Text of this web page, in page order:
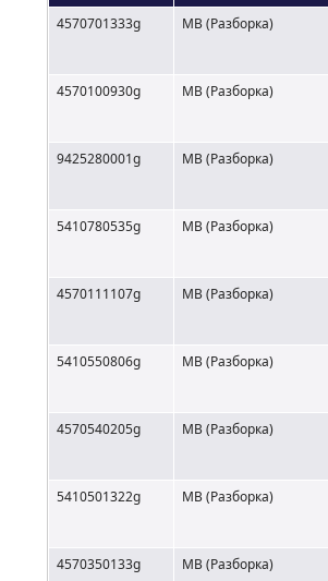
4570701333g
MB (Разборка)
4570100930g MB (Разборка)
9425280001g MB (Разборка)
5410780535g MB (Разборка)
4570111107g MB (Разборка)
5410550806g MB (Разборка)
4570540205g MB (Разборка)
5410501322g MB (Разборка)
4570350133g MB (Разборка)